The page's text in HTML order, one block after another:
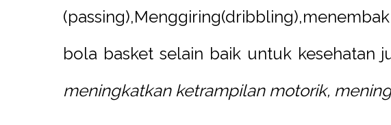
bola basket selain baik untuk kesehatan
meningkatkan ketrampilan motorik,